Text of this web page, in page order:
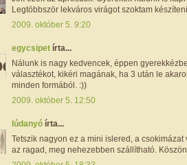
Legtöbbször lekváros virágot szoktam készíteni.
2009. október 5. 9:20
egycsipet írta...
Nálunk is nagy kedvencek, éppen
választékot, kikéri magának, ha 3 után le
minden formából. :))
2009. október 5. 12:50
lúdanyó írta...
Tetszik nagyon ez a mini islered, a
az ragad, meg nehezebben szállítható.